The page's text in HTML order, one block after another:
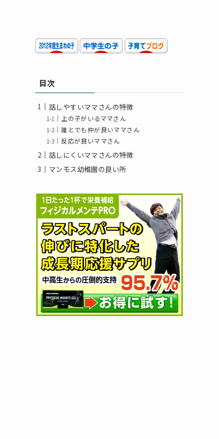
目次
話しやすいママさんの特徴
上の子がいるママさん
誰とでも仲が良いママさん
反応が良いママさん
話しにくいママさんの特徴
マンモス幼稚園の良い所